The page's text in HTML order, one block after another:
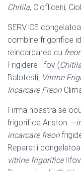
Chitila, Ciofliceni,
SERVICE
combine frigorifice
reincarcarea cu
Frigidere Ilfov (
Balotesti, Vitrine
Incarcare Freon
Firma noastra se
frigorifice Ariston. –
incarcare freon
Reparatii
vitrine frigorifice